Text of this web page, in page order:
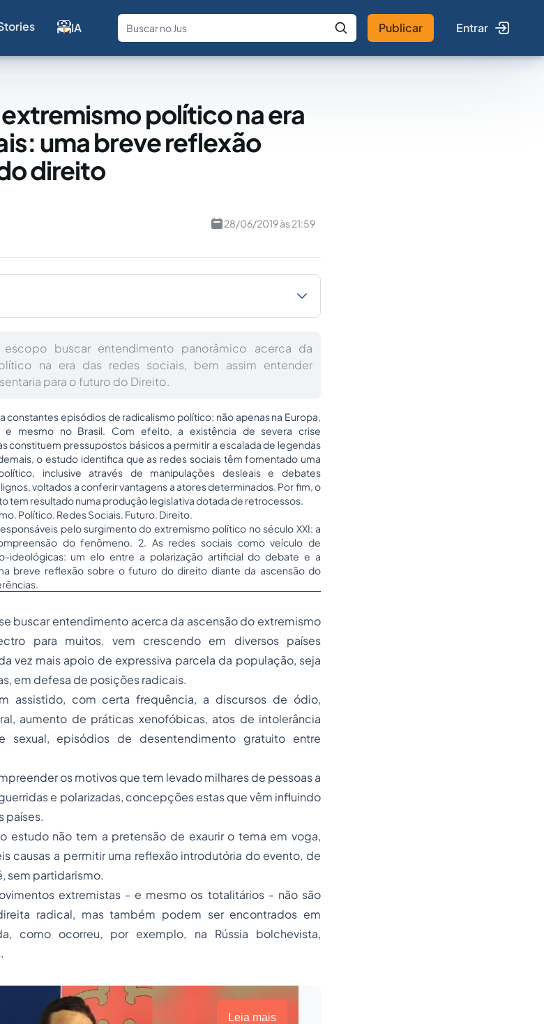
IA
Fale com a IA Buscar no Jus
Publicar Entrar
político na era
uma breve reflexão
direito
28/06/2019 às 21:59
buscar entendimento panorâmico acerca da
na era das redes sociais, bem assim entender
para o futuro do Direito.
constantes episódios de radicalismo político; não apenas na Europa,
e mesmo no Brasil. Com efeito, a existência de severa crise
constituem pressupostos básicos a permitir a escalada de legendas
o estudo identifica que as redes sociais têm fomentado uma
inclusive através de manipulações desleais e debates
voltados a conferir vantagens a atores determinados. Por fim, o
tem resultado numa produção legislativa dotada de retrocessos.
Político. Redes Sociais. Futuro. Direito.
pelo surgimento do extremismo político no século XXI: a
do fenômeno. 2. As redes sociais como veículo de
ideológicas: um elo entre a polarização artificial do debate e a
breve reflexão sobre o futuro do direito diante da ascensão do
buscar entendimento acerca da ascensão do extremismo
para muitos, vem crescendo em diversos países
vez mais apoio de expressiva parcela da população, seja
em defesa de posições radicais.
assistido, com certa frequência, a discursos de ódio,
aumento de práticas xenofóbicas, atos de intolerância
sexual, episódios de desentendimento gratuito entre
os motivos que tem levado milhares de pessoas a
e polarizadas, concepções estas que vêm influindo
países.
estudo não tem a pretensão de exaurir o tema em voga,
causas a permitir uma reflexão introdutória do evento, de
sem partidarismo.
extremistas - e mesmo os totalitários - não são
radical, mas também podem ser encontrados em
como ocorreu, por exemplo, na Rússia bolchevista,
Leia mais